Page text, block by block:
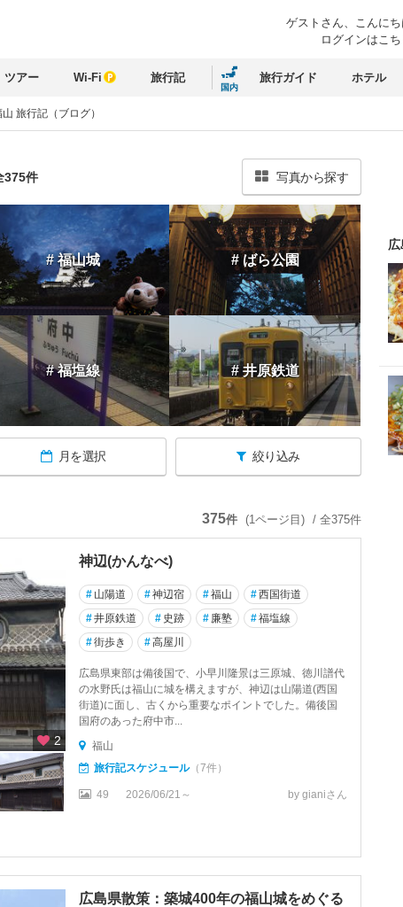
ゲストさん、 こんにち
ログインはこち
ツアー Wi-Fi 旅行記
国内
旅行ガイド ホテル
山 旅行記（ブログ）
375件 写真から探す
# 福山城 # ばら公園
# 福塩線 # 井原鉄道
月を選択 絞り込み
)
375件 (1ページ目) / 全375件
2
神辺(かんなべ)
# 山陽道 #神辺宿 #福山 #西国街道
#井原鉄道 # 史跡 # 廉塾 #福塩線
#街歩き #高屋川
広島県東部は備後国で、小早川隆景は三原城、徳川譜代
の水野氏は福山に城を構えますが、神辺は山陽道(西国
街道)に面し、古くから重要なポイントでした。備後国
国府のあった府中市...
福山
旅行記スケジュール（7件）
49 2026/06/21～ by gianiさん
広島県散策：築城400年の福山城をめぐる